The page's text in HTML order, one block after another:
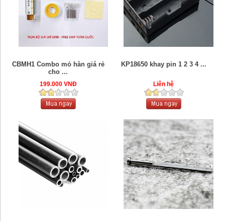
CBMH1 Combo mỏ hàn giá rẻ
cho ...
199.000 VNĐ
KP18650 khay pin 1 2 3 4 ...
Liên hệ